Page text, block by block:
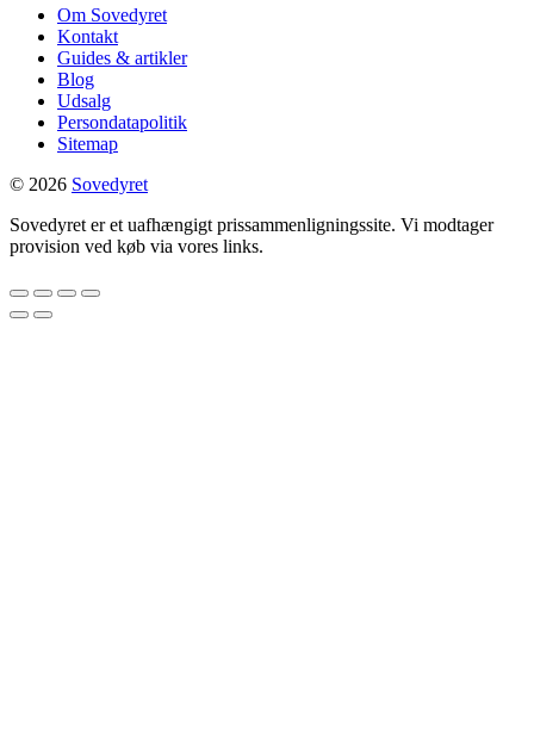
Om Sovedyret
Kontakt
Guides & artikler
Blog
Udsalg
Persondatapolitik
Sitemap
© 2026 Sovedyret
Sovedyret er et uafhængigt prissammenligningssite. Vi modtager
provision ved køb via vores links.